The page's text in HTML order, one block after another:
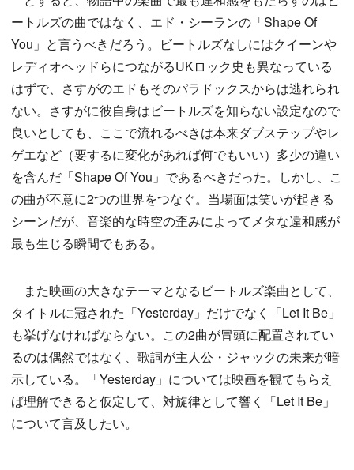
ートルズの曲ではなく、エド・シーランの「Shape Of
You」と言うべきだろう。ビートルズなしにはクイーンや
レディオヘッドらにつながるUKロック史も異なっている
はずで、さすがのエドもそのパラドックスからは逃れられ
ない。さすがに彼自身はビートルズを知らない設定なので
良いとしても、ここで流れるべきは本来ダブステップやレ
ゲエなど（要するに変化があれば何でもいい）多少の違い
を含んだ「Shape Of You」であるべきだった。しかし、こ
の曲が不意に2つの世界をつなぐ。当場面は笑いが起きる
シーンだが、音楽的な時空の歪みによってメタな違和感が
最も生じる瞬間でもある。
また映画の大きなテーマとなるビートルズ楽曲として、
タイトルに冠された「Yesterday」だけでなく「Let It Be」
も挙げなければならない。この2曲が冒頭に配置されてい
るのは偶然ではなく、歌詞が主人公・ジャックの未来が暗
示している。「Yesterday」については映画を観てもらえ
ば理解できると仮定して、対旋律として響く「Let It Be」
について言及したい。